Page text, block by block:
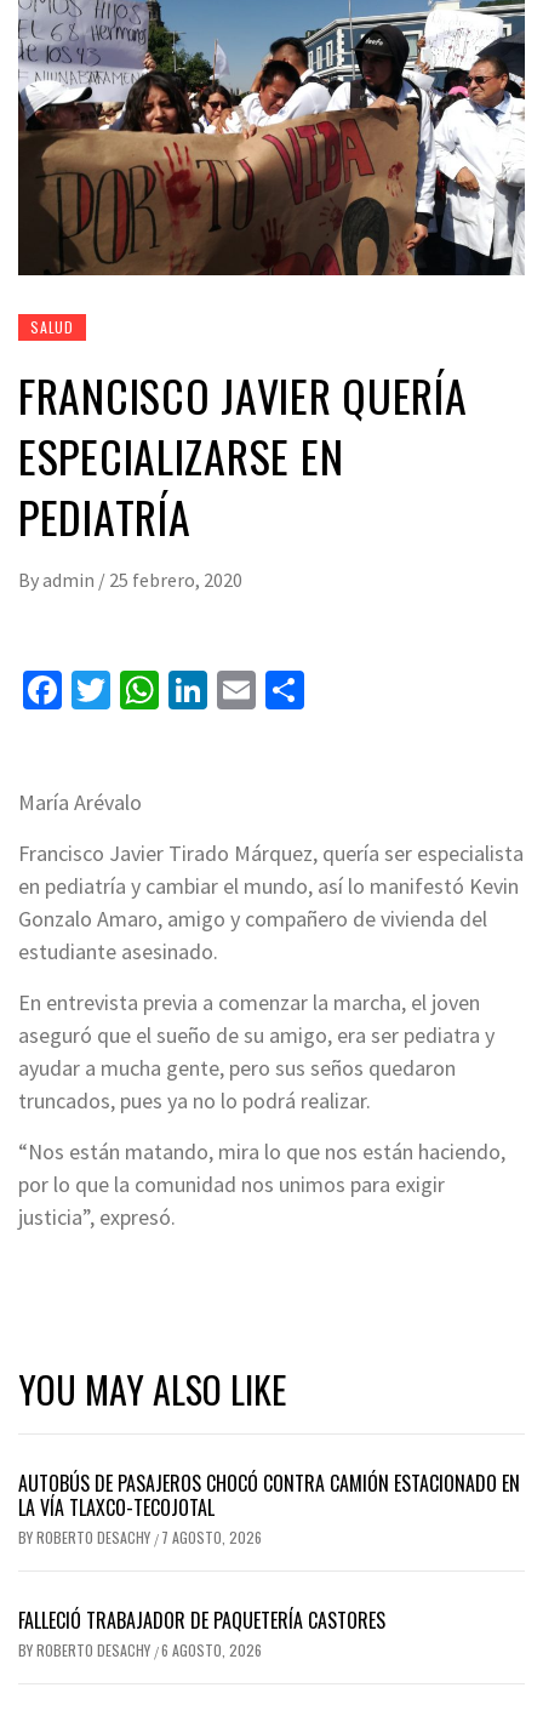
SALUD
FRANCISCO JAVIER QUERÍA
ESPECIALIZARSE EN
PEDIATRÍA
Byadmin / 25 febrero, 2020
Facebook
Twitter
WhatsApp
LinkedIn
Email
María Arévalo
Francisco Javier Tirado Márquez, quería ser especialista
en pediatría y cambiar el mundo, así lo manifestó Kevin
Gonzalo Amaro, amigo y compañero de vivienda del
estudiante asesinado.
En entrevista previa a comenzar la marcha, el joven
aseguró que el sueño de su amigo, era ser pediatra y
ayudar a mucha gente, pero sus seños quedaron
truncados, pues ya no lo podrá realizar.
“Nos están matando, mira lo que nos están haciendo,
por lo que la comunidad nos unimos para exigir
justicia”, expresó.
YOU MAY ALSO LIKE
AUTOBÚS DE PASAJEROS CHOCÓ CONTRA CAMIÓN ESTACIONADO EN
LA VÍA TLAXCO-TECOJOTAL
BYROBERTO DESACHY / 7 AGOSTO, 2026
FALLECIÓ TRABAJADOR DE PAQUETERÍA CASTORES
BYROBERTO DESACHY /6 AGOSTO, 2026